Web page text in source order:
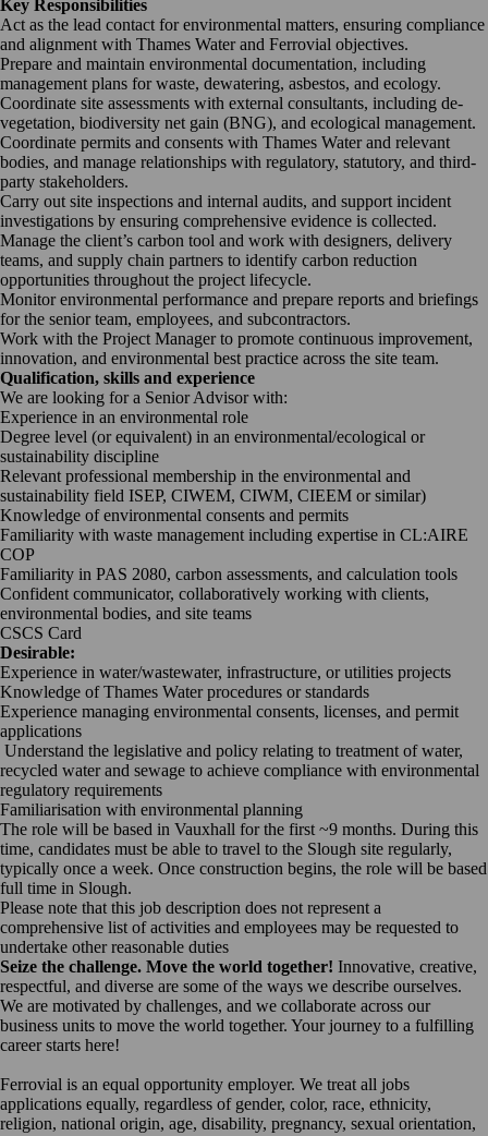
Key Responsibilities
Act as the lead contact for environmental matters, ensuring compliance
and alignment with Thames Water and Ferrovial objectives.
Prepare and maintain environmental documentation, including
management plans for waste, dewatering, asbestos, and ecology.
Coordinate site assessments with external consultants, including de-
vegetation, biodiversity net gain (BNG), and ecological management.
Coordinate permits and consents with Thames Water and relevant
bodies, and manage relationships with regulatory, statutory, and third-
party stakeholders.
Carry out site inspections and internal audits, and support incident
investigations by ensuring comprehensive evidence is collected.
Manage the client’s carbon tool and work with designers, delivery
teams, and supply chain partners to identify carbon reduction
opportunities throughout the project lifecycle.
Monitor environmental performance and prepare reports and briefings
for the senior team, employees, and subcontractors.
Work with the Project Manager to promote continuous improvement,
innovation, and environmental best practice across the site team.
Qualification, skills and experience
We are looking for a Senior Advisor with:
Experience in an environmental role
Degree level (or equivalent) in an environmental/ecological or
sustainability discipline
Relevant professional membership in the environmental and
sustainability field ISEP, CIWEM, CIWM, CIEEM or similar)
Knowledge of environmental consents and permits
Familiarity with waste management including expertise in CL:AIRE
COP
Familiarity in PAS 2080, carbon assessments, and calculation tools
Confident communicator, collaboratively working with clients,
environmental bodies, and site teams
CSCS Card
Desirable:
Experience in water/wastewater, infrastructure, or utilities projects
Knowledge of Thames Water procedures or standards
Experience managing environmental consents, licenses, and permit
applications
Understand the legislative and policy relating to treatment of water,
recycled water and sewage to achieve compliance with environmental
regulatory requirements
Familiarisation with environmental planning
The role will be based in Vauxhall for the first ~9 months. During this
time, candidates must be able to travel to the Slough site regularly,
typically once a week. Once construction begins, the role will be based
full time in Slough.
Please note that this job description does not represent a
comprehensive list of activities and employees may be requested to
undertake other reasonable duties
Seize the challenge. Move the world together! Innovative, creative,
respectful, and diverse are some of the ways we describe ourselves.
We are motivated by challenges, and we collaborate across our
business units to move the world together. Your journey to a fulfilling
career starts here!
Ferrovial is an equal opportunity employer. We treat all jobs
applications equally, regardless of gender, color, race, ethnicity,
religion, national origin, age, disability, pregnancy, sexual orientation,